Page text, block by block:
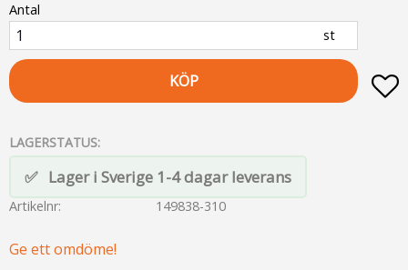
Antal
st
KÖP
LAGERSTATUS
Lager i Sverige 1-4 dagar leverans
Artikelnr 149838-310
Ge ett omdöme!